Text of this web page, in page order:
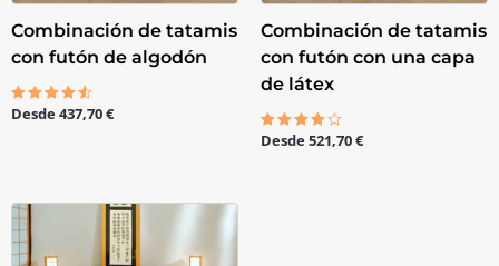
Combinación de tatamis
con futón de algodón
Valorado
Desde437,70€
Combinación de tatamis
con futón con una capa
de látex
Valorado
Desde521,70€